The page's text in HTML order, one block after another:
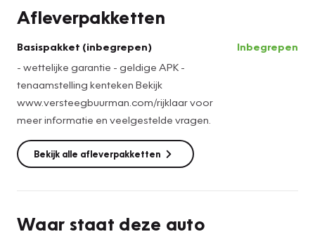
- Wassen / Poetsen.
een volle accu.
Meer informatie en veelgestelde vragen kijk op:
www.versteegbuurman.com/rijklaar
Wilt u deze auto komen bewonderen? 0341-561000 of
verkoopermelo@versteegbuurman.com
Afleverpakketten
Basispakket (inbegrepen)
- wettelijke garantie - geldige APK -
tenaamstelling kenteken Bekijk
www.versteegbuurman.com/rijklaar voor
meer informatie en veelgestelde vragen.
Inbegrepen
Bekijk alle afleverpakketten
Waar staat deze auto